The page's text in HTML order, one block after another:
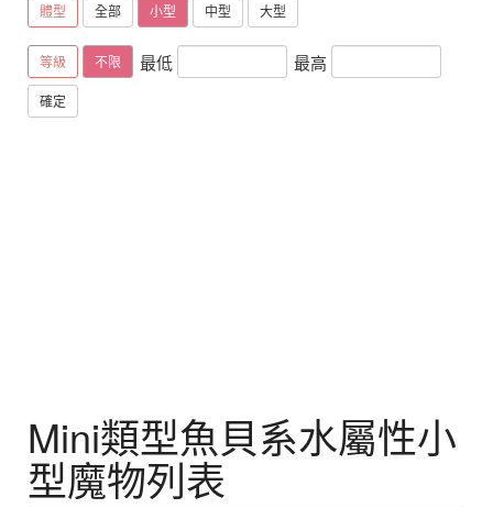
體型 全部 小型 中型 大型
等級 不限 最低 最高
確定
Mini類型魚貝系水屬性小
型魔物列表